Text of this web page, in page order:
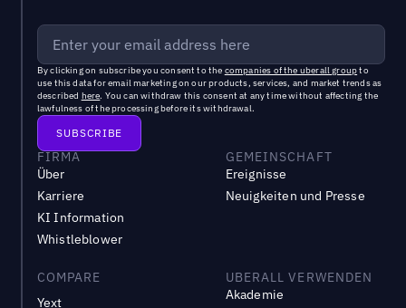
By clicking on subscribe you consent to the companies of the uberall groupto
use this data for email marketing on our products, services, and market trends as
described here. You can withdraw this consent at any time without affecting the
lawfulness of the processing before its withdrawal.
FIRMA
Über
Karriere
KI Information
Whistleblower
GEMEINSCHAFT
Ereignisse
Neuigkeiten und Presse
COMPARE
Yext
UBERALL VERWENDEN
Akademie